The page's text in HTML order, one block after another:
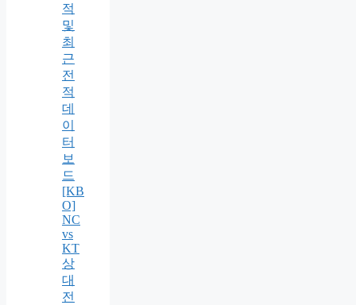
적
및
최
근
전
적
데
이
터
보
드
[KB
O]
NC
vs
KT
상
대
전